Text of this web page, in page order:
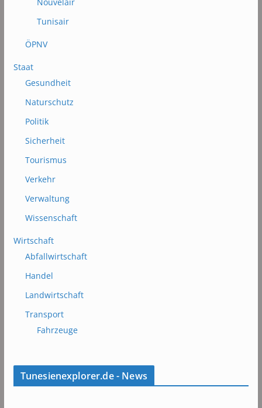
Tunisair
ÖPNV
Staat
Gesundheit
Naturschutz
Politik
Sicherheit
Tourismus
Verkehr
Verwaltung
Wissenschaft
Wirtschaft
Abfallwirtschaft
Handel
Landwirtschaft
Transport
Fahrzeuge
Tunesienexplorer.de - News